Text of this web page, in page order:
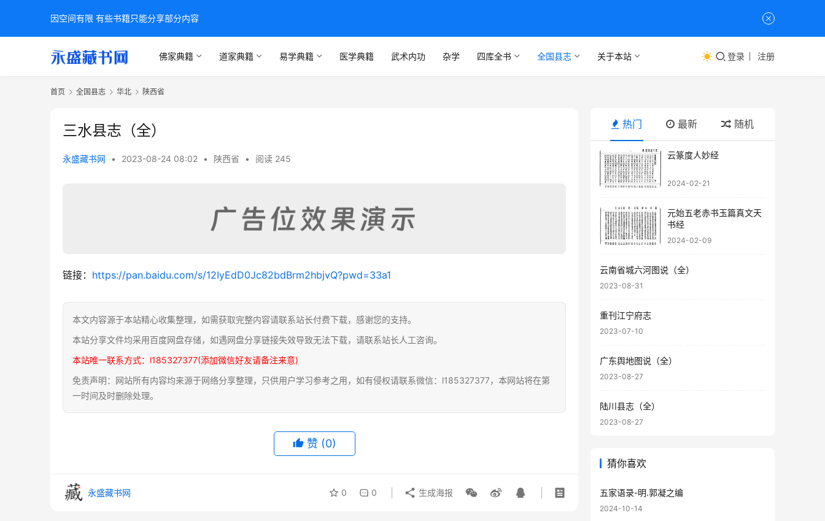
佛家典籍 道家典籍 易学典籍 医学典籍 武术内功 杂学 四库全书 全国县志 关于本站 登录 注册
首页 全国县志 华北 陕西省
三水县志（全）
永盛藏书网 • 2023-08-24 08:02 • 陕西省 • 阅读 245
链接： https://pan.baidu.com/s/12IyEdD0Jc82bdBrm2hbjvQ?pwd=33a1
本文内容源于本站精心收集整理，如需获取完整内容请联系站长付费下载，感谢您的支持。
本站分享文件均采用百度网盘存储，如遇网盘分享链接失效导致无法下载，请联系站长人工咨询。
本站唯一联系方式：l185327377(添加微信好友请备注来意)
免责声明：网站所有内容均来源于网络分享整理，只供用户学习参考之用，如有侵权请联系微信：l185327377，本网站将在第
一时间及时删除处理。
赞 (0)
永盛藏书网 0 0 生成海报
热门 最新 随机
云篆度人妙经
2024-02-21
元始五老赤书玉篇真文天
书经
2024-02-09
云南省城六河图说（全）
2023-08-31
重刊江宁府志
2023-07-10
广东舆地图说（全）
2023-08-27
陆川县志（全）
2023-08-27
猜你喜欢
五家语录-明.郭凝之编
2024-10-14
因空间有限 有些书籍只能分享部分内容